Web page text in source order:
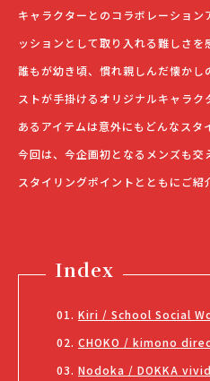
キャラクターとのコラボレーション
ッションとして取り入れる難しさを
誰もが幼き頃、慣れ親しんだ懐かし
ストが手掛けるオリジナルキャラ
あるアイテムは意外にもどんなスタ
今回は、今企画初となるメンズも交
スタイリングポイントとともにご紹
Index
Kiri / School Social
CHOKO / kimono
Nodoka / DOKKA